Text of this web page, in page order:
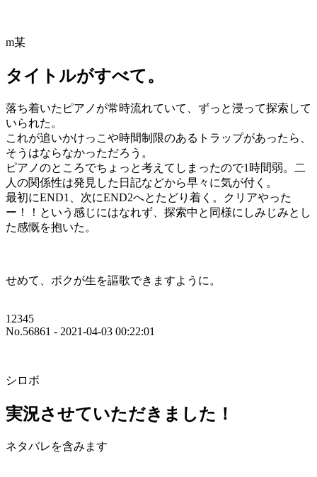
m某
タイトルがすべて。
落ち着いたピアノが常時流れていて、ずっと浸って探索して
いられた。
これが追いかけっこや時間制限のあるトラップがあったら、
そうはならなかっただろう。
ピアノのところでちょっと考えてしまったので1時間弱。二
人の関係性は発見した日記などから早々に気が付く。
最初にEND1、次にEND2へとたどり着く。クリアやった
ー！！という感じにはなれず、探索中と同様にしみじみとし
た感慨を抱いた。
せめて、ボクが生を謳歌できますように。
12345
No.56861 - 2021-04-03 00:22:01
シロボ
実況させていただきました！
ネタバレを含みます